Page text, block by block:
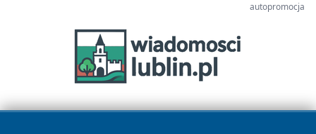
autopromocja